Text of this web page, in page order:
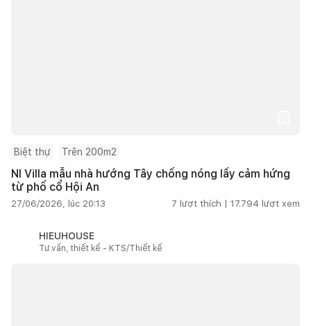
Biệt thự Trên 200m2
NI Villa mẫu nhà hướng Tây chống nóng lấy cảm hứng
từ phố cổ Hội An
27/06/2026, lúc 20:13 7 lượt thích | 17.794 lượt xem
HIEUHOUSE
Tư vấn, thiết kế - KTS/Thiết kế